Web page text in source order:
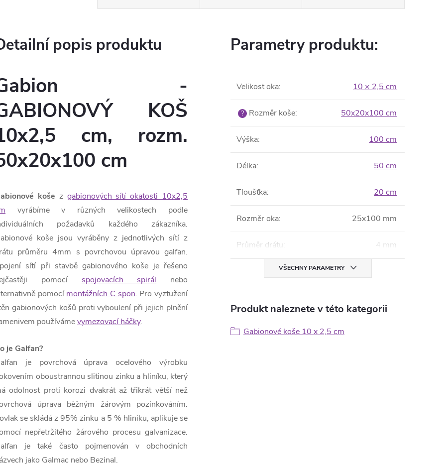
popis produktu
-
KOŠ
cm, rozm.
cm
koše z gabionových sítí okatosti 10x2,5
vyrábíme v různých velikostech podle
požadavků každého zákazníka.
koše jsou vyráběny z jednotlivých sítí z
průměru 4mm s povrchovou úpravou galfan.
sítí při stavbě gabionového koše je řešeno
pomocí spojovacích spirál nebo
pomocí montážních C spon. Pro vyztužení
gabionových košů proti vyboulení při jejich plnění
používámevymezovací háčky.
je Galfan?
je povrchová úprava ocelového výrobku
oboustrannou slitinou zinku a hliníku, který
odolnost proti korozi dvakrát až třikrát větší než
úprava běžným žárovým pozinkováním.
se skládá z 95% zinku a 5 % hliníku, aplikuje se
nepřetržitého žárového procesu galvanizace.
je také často pojmenován v obchodních
jako Galmac nebo Bezinal.
Parametry produktu:
Velikost oka: 10 × 2,5 cm
? Rozměr koše: 50x20x100 cm
Výška: 100 cm
Délka: 50 cm
Tloušťka: 20 cm
Rozměr oka: 25x100 mm
Průměr drátu : 4 mm
VŠECHNY PARAMETRY
Produkt naleznete v této kategorii
Gabionové koše 10 x 2,5 cm